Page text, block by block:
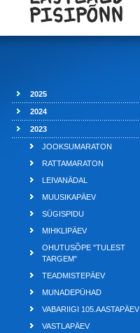
2025
2024
2023
JOOKSUMARATON
RATTAMARATON
LEIVANÄDAL
MUUSIKAPÄEV
SÜGISPIDU
MIHKLIPÄEV
OHUTUSÕPE "TULEST
TARGEM"
TEADMISTEPÄEV
MUNADEPÜHAD
VABARIIGI 105.AASTAPÄEV
VASTLAPÄEV